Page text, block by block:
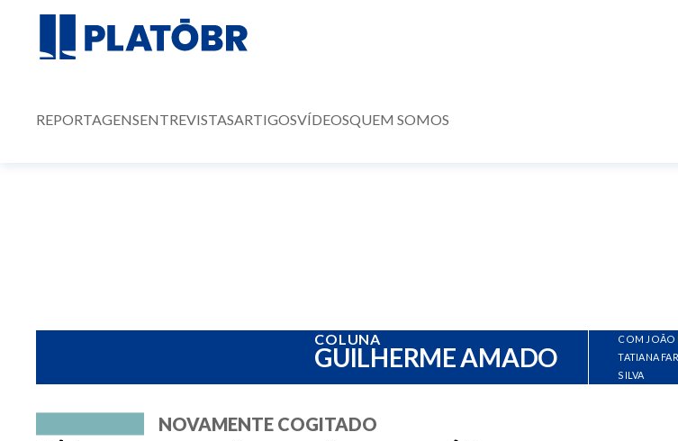
REPORTAGENSENTREVISTASARTIGOSVÍDEOSQUEM SOMOS
COLUNA
GUILHERME AMADO
COM JOÃO
TATIANA
SILVA
NOVAMENTE COGITADO